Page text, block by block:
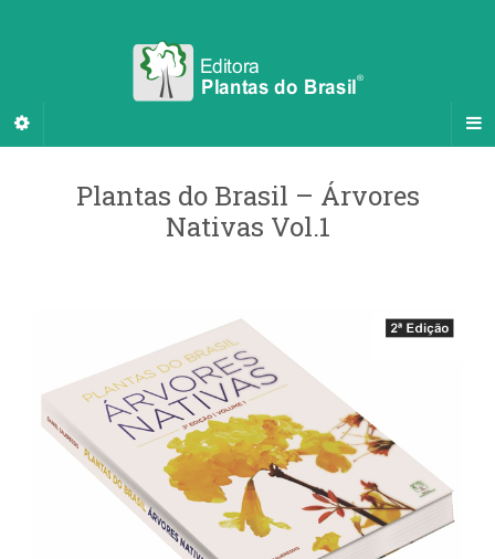
Plantas do Brasil – Árvores
Nativas Vol.1